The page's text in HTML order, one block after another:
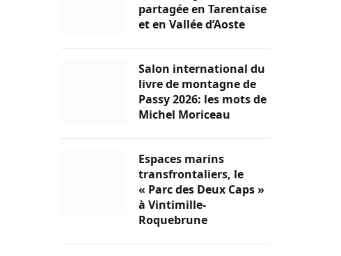
partagée en Tarentaise
et en Vallée d’Aoste
Salon international du
livre de montagne de
Passy 2026: les mots de
Michel Moriceau
Espaces marins
transfrontaliers, le
« Parc des Deux Caps »
à Vintimille-
Roquebrune